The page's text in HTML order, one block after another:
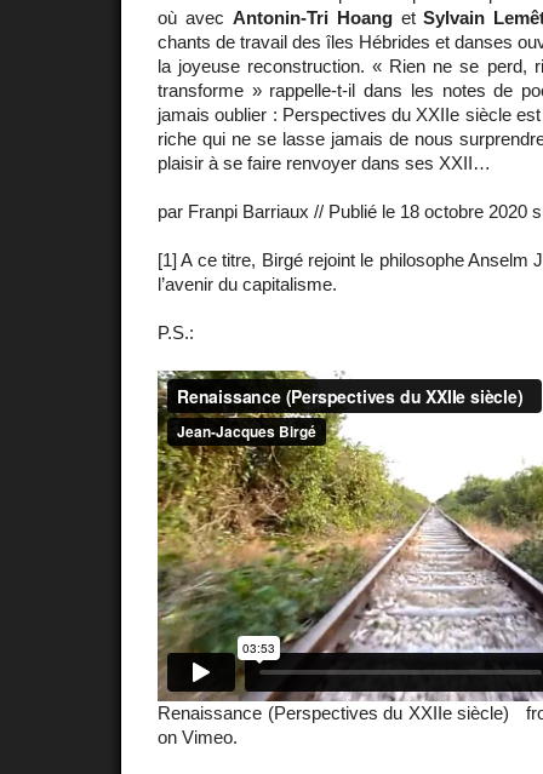
où avec Antonin-Tri HoangetSylvain
chants de travail des îles Hébrides et danses
la joyeuse reconstruction. « Rien ne se perd,
transforme » rappelle-t-il dans les notes de
jamais oublier : Perspectives du XXIIe siècle
riche qui ne se lasse jamais de nous
plaisir à se faire renvoyer dans ses XXII…
par Franpi Barriaux // Publié le 18 octobre 2020
[1] A ce titre, Birgé rejoint le philosophe Anselm
l’avenir du capitalisme.
P.S.:
Renaissance (Perspectives du XXIIe siècle)
on Vimeo.